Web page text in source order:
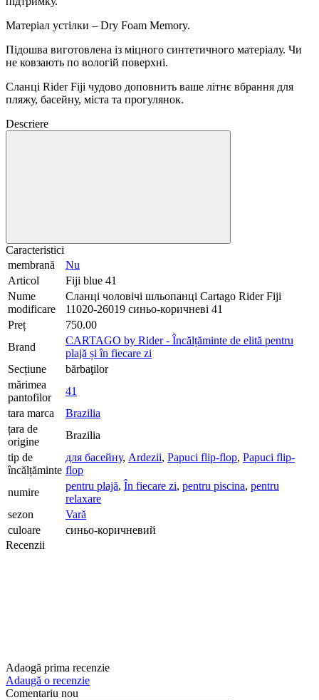
Матеріал устілки – Dry Foam Memory.
Підошва виготовлена із міцного синтетичного матеріалу. Чи
не ковзають по вологій поверхні.
Сланці Rider Fiji чудово доповнить ваше літнє вбрання для
пляжу, басейну, міста та прогулянок.
Descriere
Caracteristici
membrană
Nu
Articol
Fiji blue 41
Nume
modificare
Сланці чоловічі шльопанці Cartago Rider Fiji
11020-26019 синьо-коричневі 41
Preț
750.00
Brand
CARTAGO by Rider - Încălțăminte de elită pentru
plajă și în fiecare zi
Seсțiune
bărbaţilor
mărimea
pantofilor
41
tara marca
Brazilia
țara de
origine
Brazilia
tip de
încălțăminte
для басейну, Ardezii, Papuci flip-flop, Papuci flip-
flop
numire
pentru plajă, În fiecare zi, pentru piscina, pentru
relaxare
sezon
Vară
culoare
синьо-коричневий
Recenzii
Adaogă prima recenzie
Adaugă o recenzie
Comentariu nou